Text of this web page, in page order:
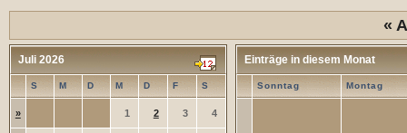
«
Juli 2026
S M D M D F S
» 1 2 3 4
Einträge in diesem Monat
Sonntag Montag